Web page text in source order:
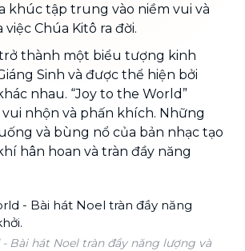
khúc tập trung vào niềm vui và
Chúa Kitô ra đời.
thành một biểu tượng kinh
Sinh và được thể hiện bởi
nhau. “Joy to the World”
nhộn và phấn khích. Những
và bùng nổ của bản nhạc tạo
hân hoan và tràn đầy năng
Bài hát Noel tràn đầy năng lượng và